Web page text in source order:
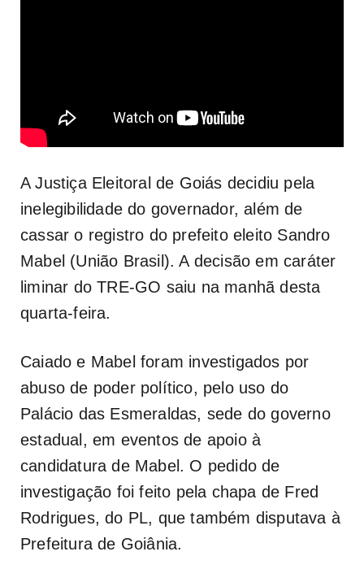
A Justiça Eleitoral de Goiás decidiu pela
inelegibilidade do governador, além de
cassar o registro do prefeito eleito Sandro
Mabel (União Brasil). A decisão em caráter
liminar do TRE-GO saiu na manhã desta
quarta-feira.
Caiado e Mabel foram investigados por
abuso de poder político, pelo uso do
Palácio das Esmeraldas, sede do governo
estadual, em eventos de apoio à
candidatura de Mabel. O pedido de
investigação foi feito pela chapa de Fred
Rodrigues, do PL, que também disputava à
Prefeitura de Goiânia.